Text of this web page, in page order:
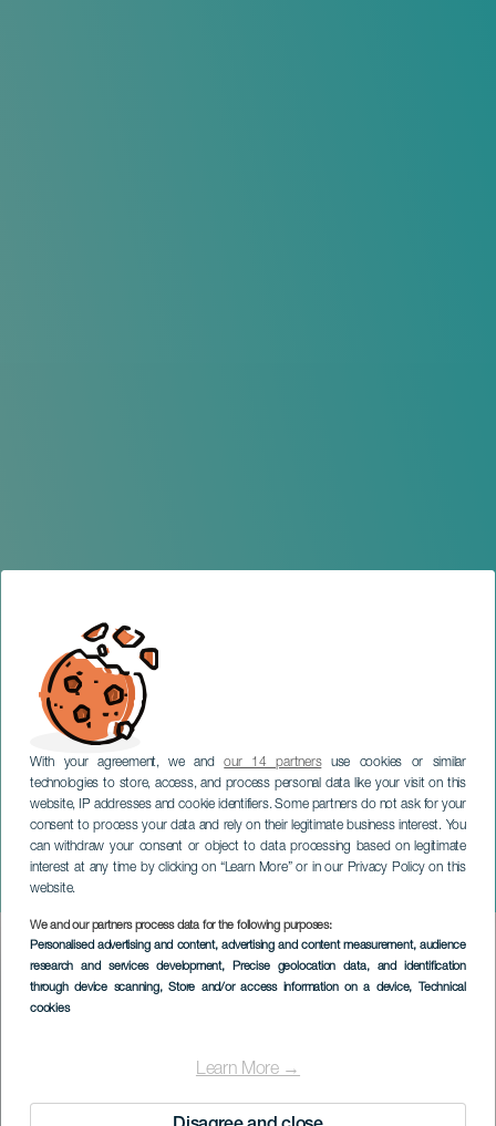
With your agreement, we andour 14 partnersuse cookies or similar
technologies to store, access, and process personal data like your visit on this
website, IP addresses and cookie identifiers. Some partners do not ask for your
consent to process your data and rely on their legitimate business interest. You
can withdraw your consent or object to data processing based on legitimate
interest at any time by clicking on “Learn More” or in our Privacy Policy on this
website.
We and our partners process data for the following purposes:
Personalised advertising and content, advertising and content measurement, audience
research and services development, Precise geolocation data, and identification
through device scanning, Store and/or access information on a device, Technical
cookies
Learn More →
Race for ALS
TENERIFE
Imagen
Listado